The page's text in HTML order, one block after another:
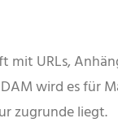
mit URLs,
wird es für
zugrunde liegt.